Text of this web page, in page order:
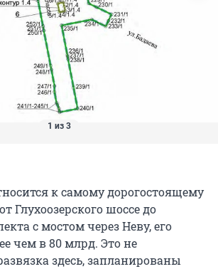
1 из 3
к самому дорогостоящему
Глухоозерского шоссе до
с мостом через Неву, его
чем в 80 млрд. Это не
здесь, запланированы